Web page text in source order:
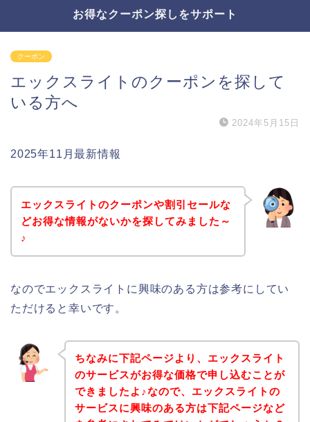
お得なクーポン探しをサポート
クーポン
エックスライトのクーポンを探して
いる方へ
2024年5月15日
2025年11月最新情報
エックスライトのクーポンや割引セールな
どお得な情報がないかを探してみました～
♪
なのでエックスライトに興味のある方は参考にしてい
ただけると幸いです。
ちなみに下記ページより、エックスライト
のサービスがお得な価格で申し込むことが
できましたよ♪なので、エックスライトの
サービスに興味のある方は下記ページなど